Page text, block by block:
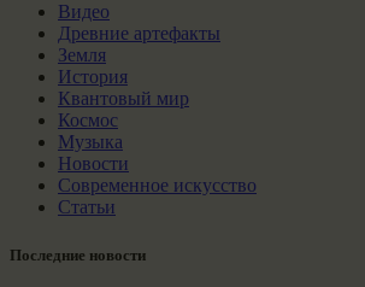
Видео
Древние артефакты
Земля
История
Квантовый мир
Космос
Музыка
Новости
Современное искусство
Статьи
Последние новости